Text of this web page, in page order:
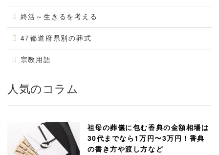
終活～生きるを考える
47都道府県別の葬式
宗教用語
人気のコラム
祖母の葬儀に包む香典の金額相場は
30代までなら1万円〜3万円！香典
の書き方や渡し方など